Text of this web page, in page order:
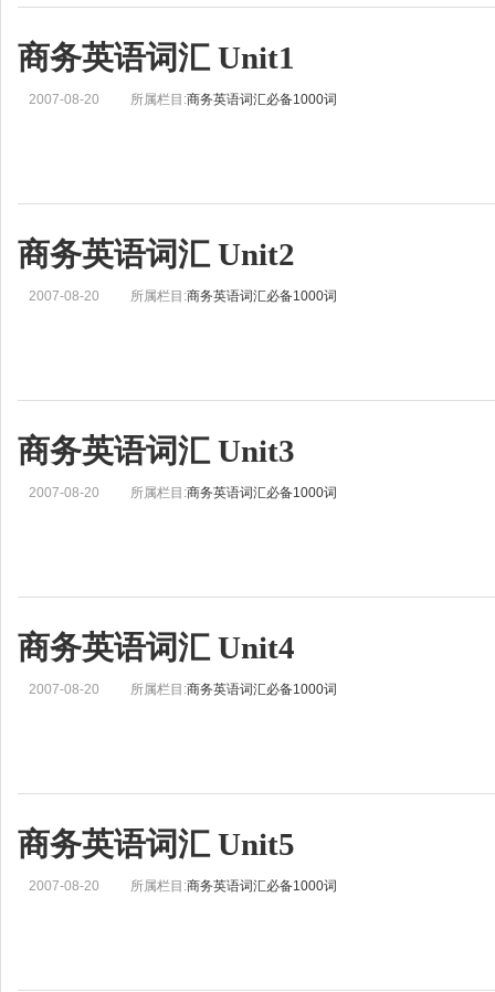
商务英语词汇 Unit1
2007-08-20 所属栏目:商务英语词汇必备1000词
商务英语词汇 Unit2
2007-08-20 所属栏目:商务英语词汇必备1000词
商务英语词汇 Unit3
2007-08-20 所属栏目:商务英语词汇必备1000词
商务英语词汇 Unit4
2007-08-20 所属栏目:商务英语词汇必备1000词
商务英语词汇 Unit5
2007-08-20 所属栏目:商务英语词汇必备1000词